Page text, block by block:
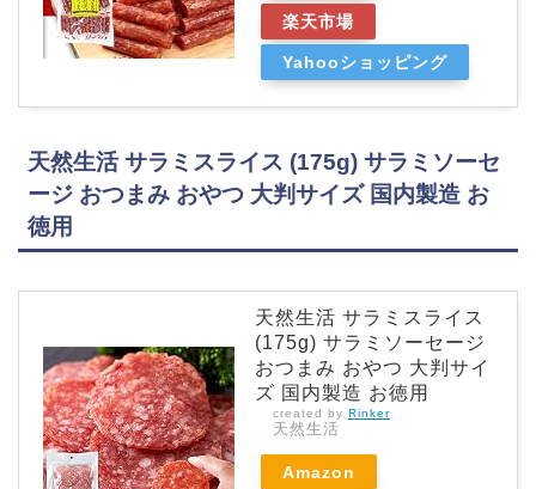
楽天市場
Yahooショッピング
天然生活 サラミスライス (175g) サラミソーセ
ージ おつまみ おやつ 大判サイズ 国内製造 お
徳用
天然生活 サラミスライス
(175g) サラミソーセージ
おつまみ おやつ 大判サイ
ズ 国内製造 お徳用
created by Rinker
天然生活
Amazon